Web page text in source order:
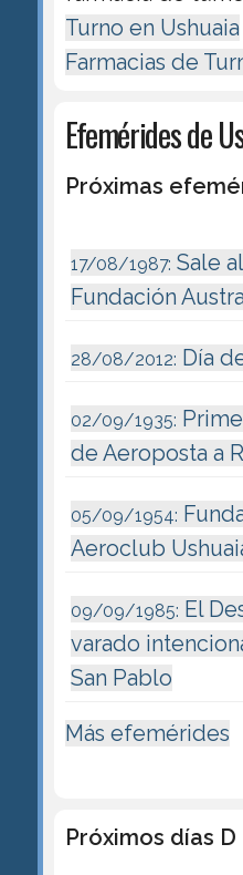
Turno en Ushuaia
Farmacias de
Efemérides de
Próximas
17/08/1987: Sale
Fundación
28/08/2012: Día
02/09/1935:
de Aeroposta a
05/09/1954:
Aeroclub
09/09/1985: El
varado
San Pablo
Más efemérides
Próximos días D